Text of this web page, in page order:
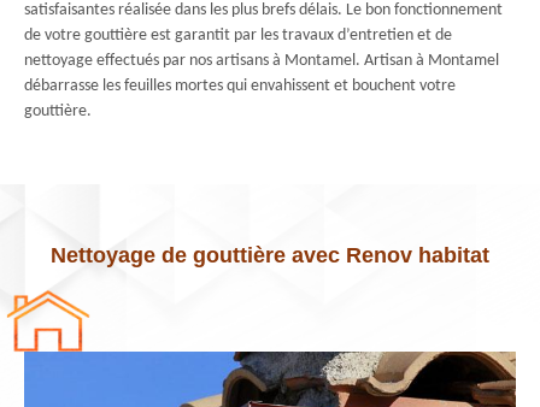
satisfaisantes réalisée dans les plus brefs délais. Le bon fonctionnement
de votre gouttière est garantit par les travaux d’entretien et de
nettoyage effectués par nos artisans à Montamel. Artisan à Montamel
débarrasse les feuilles mortes qui envahissent et bouchent votre
gouttière.
Nettoyage de gouttière avec Renov habitat